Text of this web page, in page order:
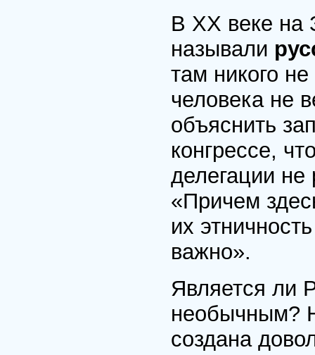
В XX веке на
называли
там никого
человека не
объяснить
конгрессе,
делегации не
«Причем
их
важно».
Является ли
необычным?
создана